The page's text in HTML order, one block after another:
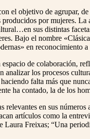
el objetivo de agrupar,
por mujeres.
sus distintas
Bajo el nombre
en reconocimiento
espacio de colaboración,
los procesos
falta más que
ha contado, la de los
relevantes en sus
artículos como la
Laura Freixas; “Una